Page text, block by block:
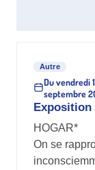
Autre
Du vendredi
septembre
HOGAR*
On se